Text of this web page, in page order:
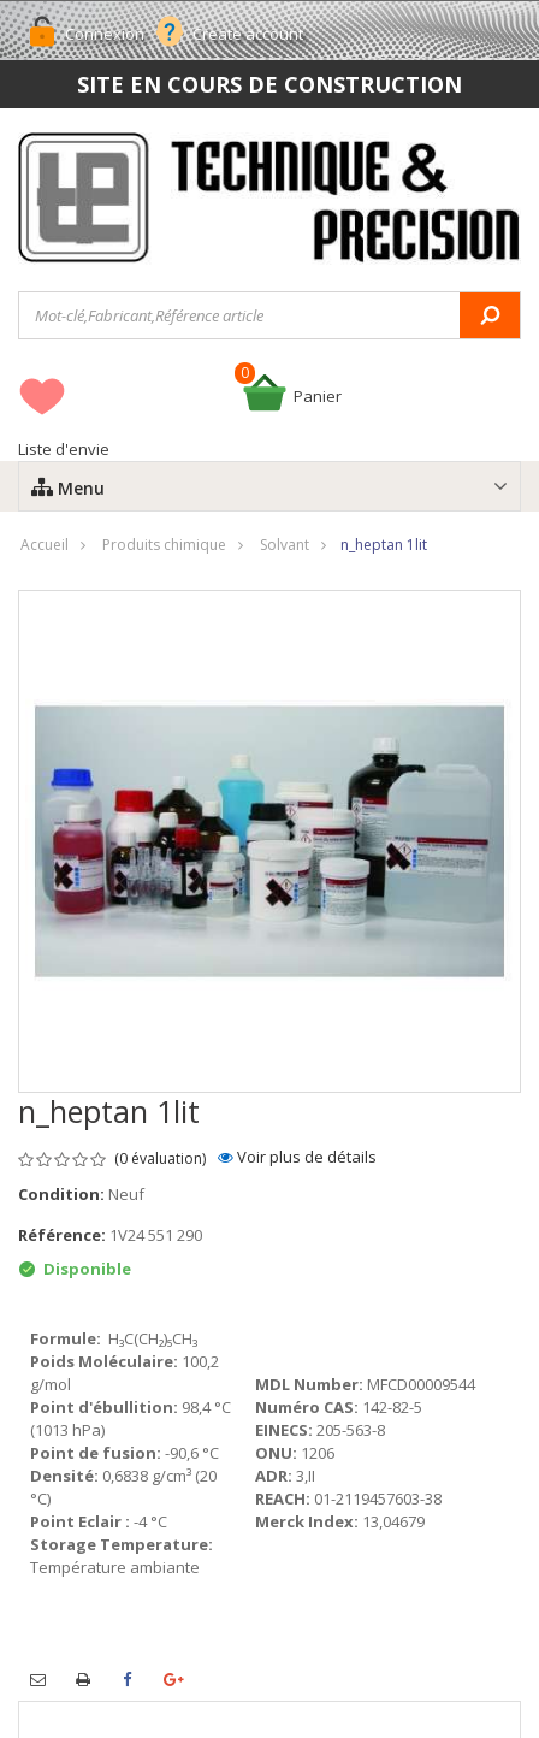
Connexion Create account
SITE EN COURS DE CONSTRUCTION
Liste d'envie
Panier
0
Menu
Accueil Produits chimique Solvant n_heptan 1lit
n_heptan 1lit
(0 évaluation)
Voir plus de détails
Condition: Neuf
Référence: 1V24 551 290
Disponible
Formule: H₃C(CH₂)₅CH₃
Poids Moléculaire: 100,2
g/mol
Point d'ébullition: 98,4 °C
(1013 hPa)
Point de fusion: -90,6 °C
Densité: 0,6838 g/cm³ (20
°C)
Point Eclair : -4 °C
Storage Temperature:
Température ambiante
MDL Number: MFCD00009544
Numéro CAS: 142-82-5
EINECS: 205-563-8
ONU: 1206
ADR: 3,II
REACH: 01-2119457603-38
Merck Index: 13,04679